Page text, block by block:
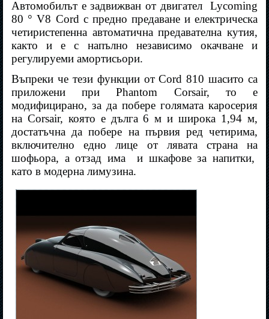
Автомобилът е задвижван от двигател
Lycoming
80 ° V8 Cord с предно предаване и електрическа
четиристепенна автоматична предавателна кутия,
както и е с напълно независимо окачване и
регулируеми амортисьори.
Въпреки че тези функции от Cord 810 шасито са
приложени при Phantom Corsair, то е
модифицирано, за да побере голямата каросерия
на Corsair, която е дълга 6 м и широка 1,94 м,
достатъчна да побере на първия ред четирима,
включително едно лице от лявата страна на
шофьора, а отзад има
и шкафове за напитки,
като в модерна лимузина.